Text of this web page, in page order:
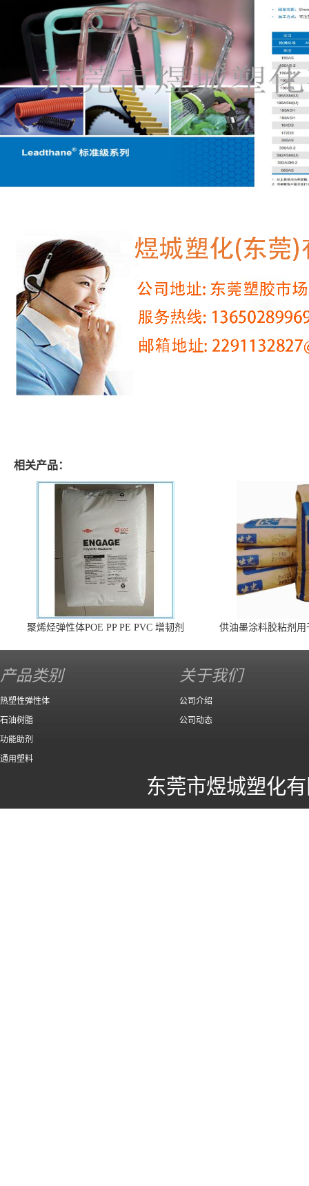
相关产品：
聚烯烃弹性体POE PP PE PVC 增韧剂
供油墨涂料胶粘剂
产品类别
热塑性弹性体
石油树脂
功能助剂
通用塑料
关于我们
公司介绍
公司动态
东莞市煜城塑化